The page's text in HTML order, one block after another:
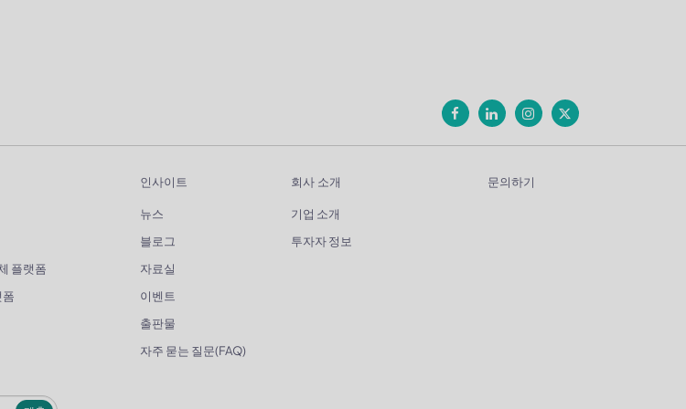
플랫폼
인사이트
뉴스
블로그
자료실
이벤트
출판물
자주 묻는 질문(FAQ)
회사 소개
기업 소개
투자자 정보
문의하기